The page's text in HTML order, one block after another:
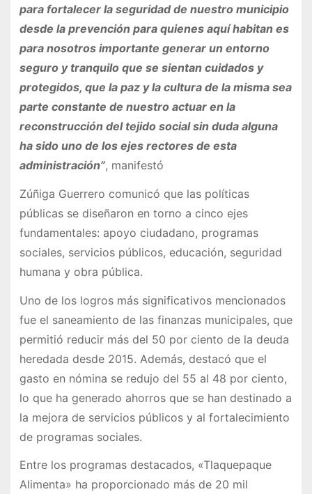
para fortalecer la seguridad de nuestro municipio
desde la prevención para quienes aquí habitan es
para nosotros importante generar un entorno
seguro y tranquilo que se sientan cuidados y
protegidos, que la paz y la cultura de la misma sea
parte constante de nuestro actuar en la
reconstrucción del tejido social sin duda alguna
ha sido uno de los ejes rectores de esta
administración”, manifestó
Zúñiga Guerrero comunicó que las políticas
públicas se diseñaron en torno a cinco ejes
fundamentales: apoyo ciudadano, programas
sociales, servicios públicos, educación, seguridad
humana y obra pública.
Uno de los logros más significativos mencionados
fue el saneamiento de las finanzas municipales, que
permitió reducir más del 50 por ciento de la deuda
heredada desde 2015. Además, destacó que el
gasto en nómina se redujo del 55 al 48 por ciento,
lo que ha generado ahorros que se han destinado a
la mejora de servicios públicos y al fortalecimiento
de programas sociales.
Entre los programas destacados, «Tlaquepaque
Alimenta» ha proporcionado más de 20 mil